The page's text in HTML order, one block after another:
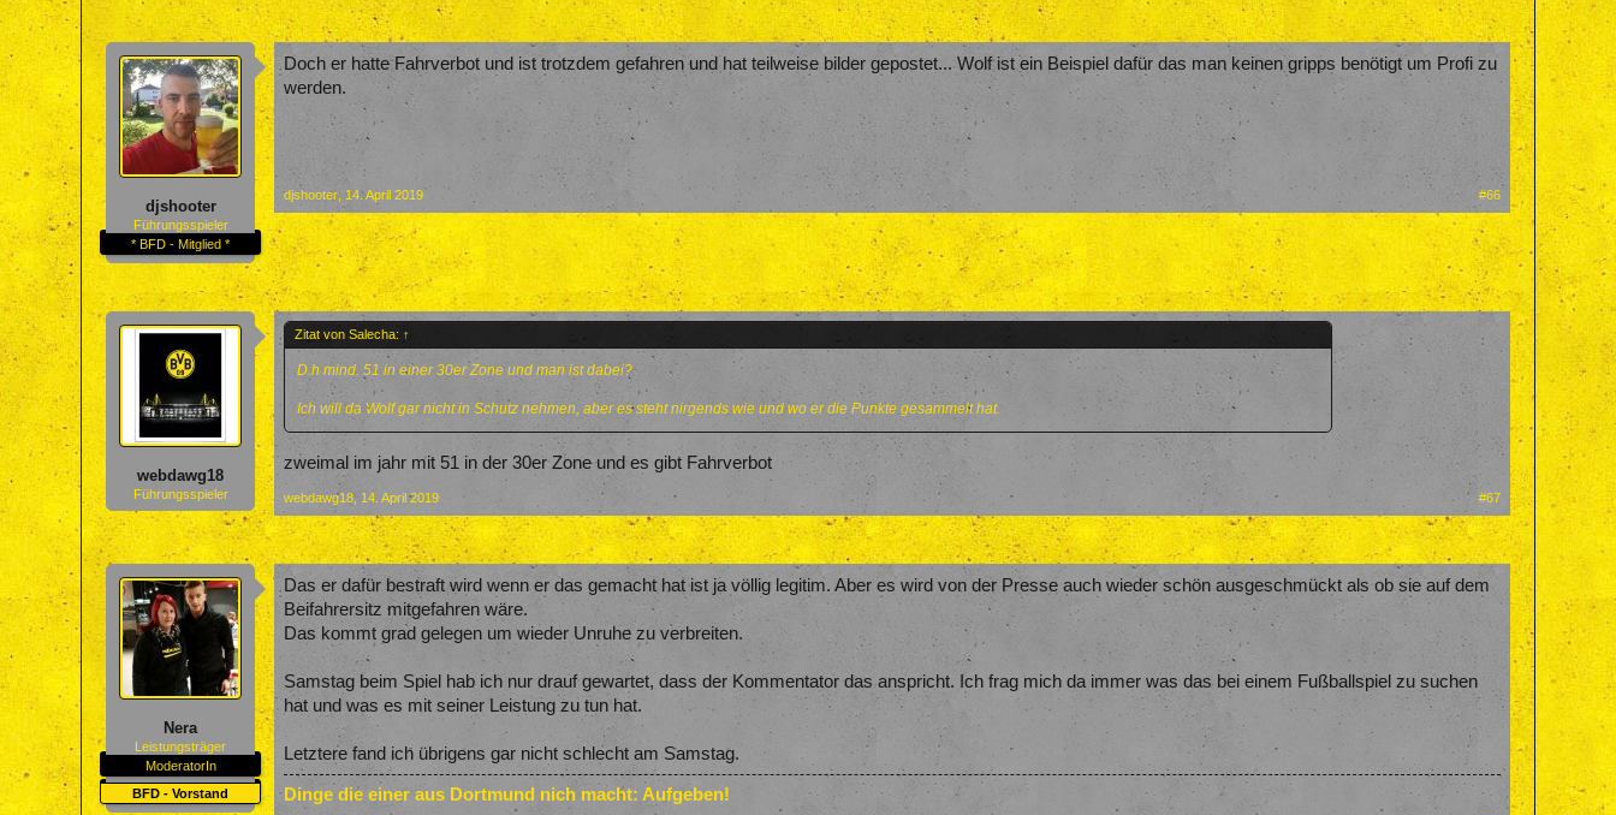
djshooter
Führungsspieler
* BFD - Mitglied *
Doch er hatte Fahrverbot und ist trotzdem gefahren und hat teilweise bilder gepostet... Wolf ist ein Beispiel dafür das man keinen gripps benötigt um Profi zu
werden.
djshooter 14. April 2019 #66
webdawg18
Führungsspieler
Zitat von Salecha: ↑
D.h mind. 51 in einer 30er Zone und man ist dabei?
Ich will da Wolf gar nicht in Schutz nehmen, aber es steht nirgends wie und wo er die Punkte gesammelt hat.
zweimal im jahr mit 51 in der 30er Zone und es gibt Fahrverbot
webdawg18 14. April 2019 #67
Nera
Leistungsträger
ModeratorIn
BFD - Vorstand
Das er dafür bestraft wird wenn er das gemacht hat ist ja völlig legitim. Aber es wird von der Presse auch wieder schön ausgeschmückt als ob sie auf dem
Beifahrersitz mitgefahren wäre.
Das kommt grad gelegen um wieder Unruhe zu verbreiten.
Samstag beim Spiel hab ich nur drauf gewartet, dass der Kommentator das anspricht. Ich frag mich da immer was das bei einem Fußballspiel zu suchen
hat und was es mit seiner Leistung zu tun hat.
Letztere fand ich übrigens gar nicht schlecht am Samstag.
Dinge die einer aus Dortmund nich macht: Aufgeben!